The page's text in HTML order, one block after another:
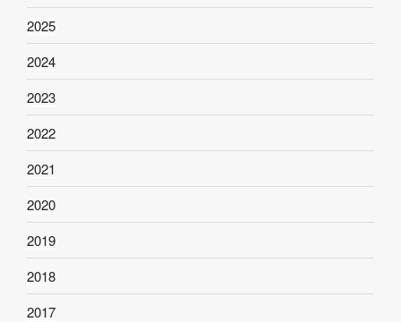
2025
2024
2023
2022
2021
2020
2019
2018
2017